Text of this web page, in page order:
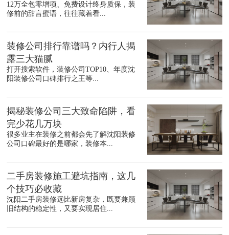
12万全包零增项、免费设计终身质保，装
修前的甜言蜜语，往往藏着看...
装修公司排行靠谱吗？内行人揭
露三大猫腻
打开搜索软件，装修公司TOP10、年度沈
阳装修公司口碑排行之王等...
揭秘装修公司三大致命陷阱，看
完少花几万块
很多业主在装修之前都会先了解沈阳装修
公司口碑最好的是哪家，装修本...
二手房装修施工避坑指南，这几
个技巧必收藏
沈阳二手房装修远比新房复杂，既要兼顾
旧结构的稳定性，又要实现居住...